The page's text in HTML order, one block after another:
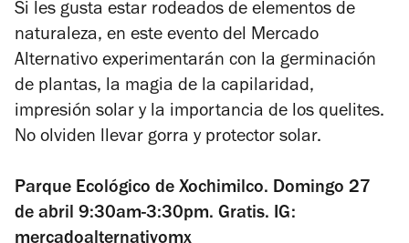
Si les gusta estar rodeados de elementos de
naturaleza, en este evento del Mercado
Alternativo experimentarán con la germinación
de plantas, la magia de la capilaridad,
impresión solar y la importancia de los quelites.
No olviden llevar gorra y protector solar.
Parque Ecológico de Xochimilco. Domingo 27
de abril 9:30am-3:30pm. Gratis. IG: